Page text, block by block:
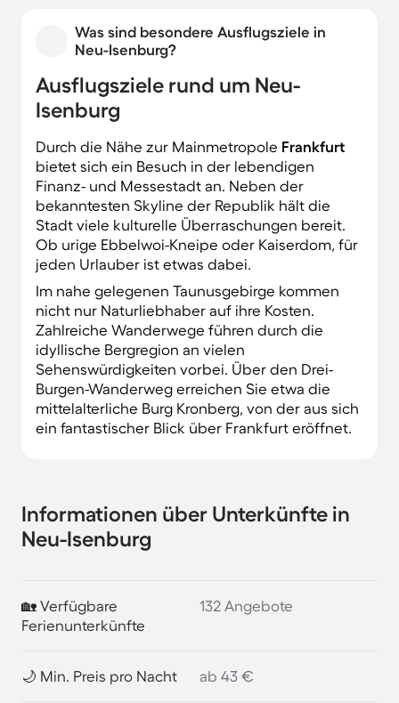
Was sind besondere Ausflugsziele in
Neu-Isenburg?
Ausflugsziele rund um Neu-
Isenburg
Durch die Nähe zur Mainmetropole Frankfurt
bietet sich ein Besuch in der lebendigen
Finanz- und Messestadt an. Neben der
bekanntesten Skyline der Republik hält die
Stadt viele kulturelle Überraschungen bereit.
Ob urige Ebbelwoi-Kneipe oder Kaiserdom, für
jeden Urlauber ist etwas dabei.
Im nahe gelegenen Taunusgebirge kommen
nicht nur Naturliebhaber auf ihre Kosten.
Zahlreiche Wanderwege führen durch die
idyllische Bergregion an vielen
Sehenswürdigkeiten vorbei. Über den Drei-
Burgen-Wanderweg erreichen Sie etwa die
mittelalterliche Burg Kronberg, von der aus sich
ein fantastischer Blick über Frankfurt eröffnet.
Informationen über Unterkünfte in
Neu-Isenburg
🏡 Verfügbare
Ferienunterkünfte
132 Angebote
🌙 Min. Preis pro Nacht ab 43 €